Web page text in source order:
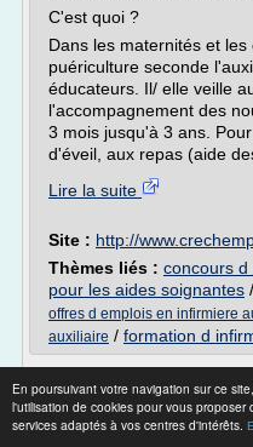
En poursuivant votre navigation sur ce
l'utilisation de cookies pour vous proposer
services adaptés à vos centres d'intérêts.
C'est quoi ?
Dans les maternités et
puériculture seconde
éducateurs. Il/ elle veille
l'accompagnement des
3 mois jusqu'à 3 ans.
d'éveil, aux repas (aide
Lire la suite
Site : http://
Thèmes liés : concours
pour les aides soignantes /
offres d emplois en infirmiere
auxiliaire / formation d
Aides au logement
Étudiant, vous loger